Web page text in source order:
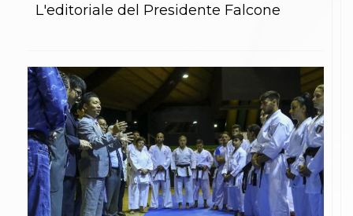
L'editoriale del Presidente Falcone